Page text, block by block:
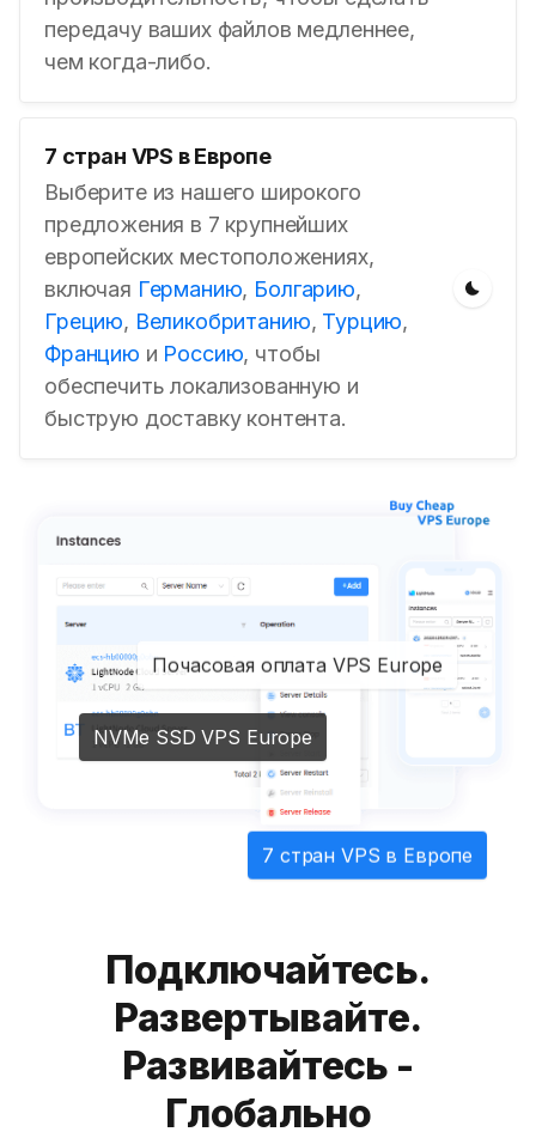
передачу ваших файлов медленнее,
чем когда-либо.
7 стран VPS в Европе
Выберите из нашего широкого
предложения в 7 крупнейших
европейских местоположениях,
включая Германию, Болгарию,
Грецию, Великобританию, Турцию,
Францию и Россию, чтобы
обеспечить локализованную и
быструю доставку контента.
Почасовая оплата VPS Europe
NVMe SSD VPS Europe
7 стран VPS в Европе
Подключайтесь.
Развертывайте.
Развивайтесь -
Глобально